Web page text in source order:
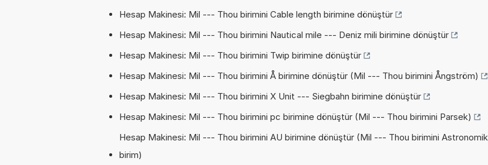
Hesap Makinesi: Mil --- Thou birimini Cable length birimine dönüştür
Hesap Makinesi: Mil --- Thou birimini Nautical mile --- Deniz mili birimine dönüştür
Hesap Makinesi: Mil --- Thou birimini Twip birimine dönüştür
Hesap Makinesi: Mil --- Thou birimini Å birimine dönüştür (Mil --- Thou birimini Ångström)
Hesap Makinesi: Mil --- Thou birimini X Unit --- Siegbahn birimine dönüştür
Hesap Makinesi: Mil --- Thou birimini pc birimine dönüştür (Mil --- Thou birimini Parsek)
Hesap Makinesi: Mil --- Thou birimini AU birimine dönüştür (Mil --- Thou birimini Astronomik
birim)